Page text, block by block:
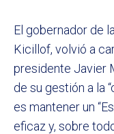
El gobernador de
Kicillof, volvió a
presidente Javier
de su gestión a la
es mantener un
eficaz y, sobre